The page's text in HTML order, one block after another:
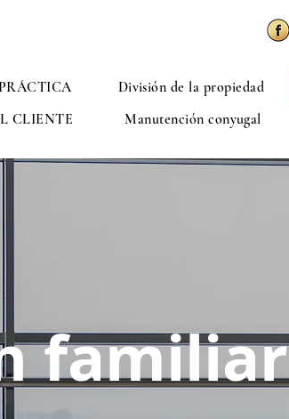
División de la propiedad
CLIENTE Manutención conyugal
familiar